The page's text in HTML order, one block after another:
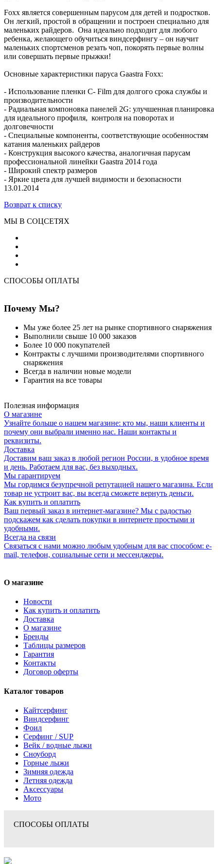
Foxx является совершенным парусом для детей и подростков.
Он легкий, простой в обращении и построен специально для
маленьких райдеров. Она идеально подходит для любого
ребенка, желающего обучиться виндсерфингу – он научит
маленьких спортсменов резать чоп, покорять первые волны
или совершать первые прыжки!
Основные характеристики паруса Gaastra Foxx:
- Использование пленки C- Film для долгого срока службы и
производительности
- Радиальная компоновка панелей 2G: улучшенная планировка
для идеального профиля, контроля на поворотах и
долговечности
- Специальные компоненты, соответствующие особенностям
катания маленьких райдеров
- Конструкция высокого качества, аналогичная парусам
профессиональной линейки Gaastra 2014 года
- Широкий спектр размеров
- Яркие цвета для лучшей видимости и безопасности
13.01.2014
Возврат к списку
МЫ В СОЦСЕТЯХ
СПОСОБЫ ОПЛАТЫ
Почему Мы?
Мы уже более 25 лет на рынке спортивного снаряжения
Выполнили свыше 10 000 заказов
Более 10 000 покупателей
Контракты с лучшими производителями спортивного
снаряжения
Всегда в наличии новые модели
Гарантия на все товары
Полезная информация
О магазине
Узнайте больше о нашем магазине: кто мы, наши клиенты и
почему они выбрали именно нас. Наши контакты и
реквизиты.
Доставка
Доставим ваш заказ в любой регион России, в удобное время
и день. Работаем для вас, без выходных.
Мы гарантируем
Мы гордимся безупречной репутацией нашего магазина. Если
товар не устроит вас, вы всегда сможете вернуть деньги.
Как купить и оплатить
Ваш первый заказ в интернет-магазине? Мы с радостью
подскажем как сделать покупки в интернете простыми и
удобными.
Всегда на связи
Связаться с нами можно любым удобным для вас способом: e-
mail, телефон, социальные сети и мессенджеры.
О магазине
Новости
Как купить и оплатить
Доставка
О магазине
Бренды
Таблицы размеров
Гарантия
Контакты
Договор оферты
Каталог товаров
Кайтсерфинг
Виндсерфинг
Фоил
Серфинг / SUP
Вейк / водные лыжи
Сноуборд
Горные лыжи
Зимняя одежда
Летняя одежда
Аксессуары
Мото
СПОСОБЫ ОПЛАТЫ